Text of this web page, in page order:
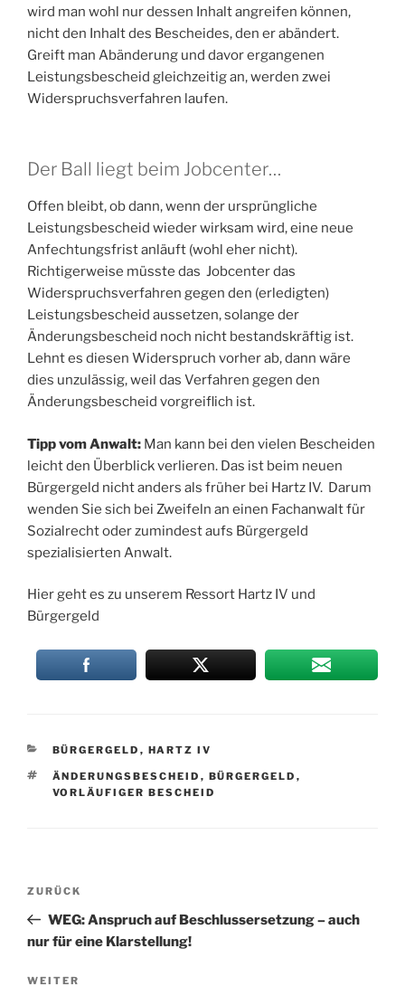
wird man wohl nur dessen Inhalt angreifen können,
nicht den Inhalt des Bescheides, den er abändert.
Greift man Abänderung und davor ergangenen
Leistungsbescheid gleichzeitig an, werden zwei
Widerspruchsverfahren laufen.
Der Ball liegt beim Jobcenter…
Offen bleibt, ob dann, wenn der ursprüngliche
Leistungsbescheid wieder wirksam wird, eine neue
Anfechtungsfrist anläuft (wohl eher nicht).
Richtigerweise müsste das Jobcenter das
Widerspruchsverfahren gegen den (erledigten)
Leistungsbescheid aussetzen, solange der
Änderungsbescheid noch nicht bestandskräftig ist.
Lehnt es diesen Widerspruch vorher ab, dann wäre
dies unzulässig, weil das Verfahren gegen den
Änderungsbescheid vorgreiflich ist.
Tipp vom Anwalt: Man kann bei den vielen Bescheiden
leicht den Überblick verlieren. Das ist beim neuen
Bürgergeld nicht anders als früher bei Hartz IV. Darum
wenden Sie sich bei Zweifeln an einen Fachanwalt für
Sozialrecht oder zumindest aufs Bürgergeld
spezialisierten Anwalt.
Hier geht es zu unserem Ressort Hartz IV und
Bürgergeld
KATEGORIEN
BÜRGERGELD , HARTZ IV
SCHLAGWÖRTER
ÄNDERUNGSBESCHEID , BÜRGERGELD ,
VORLÄUFIGER BESCHEID
Post
Vorheriger
Beitrag
ZURÜCK
WEG: Anspruch auf Beschlussersetzung – auch
nur für eine Klarstellung!
Nächster
WEITER